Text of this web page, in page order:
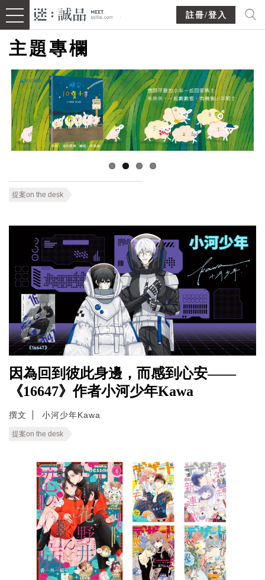
註冊/登入
主題專欄
提案on the desk
因為回到彼此身邊，而感到心安——
《16647》作者小河少年Kawa
撰文 小河少年Kawa
提案on the desk